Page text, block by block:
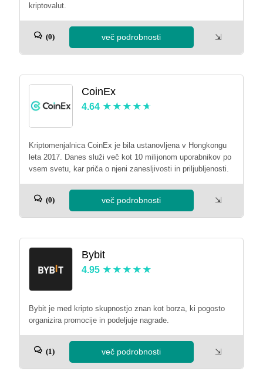
kriptovalut.
(0) več podrobnosti ⇲
CoinEx
4.64
Kriptomenjalnica CoinEx je bila ustanovljena v Hongkongu
leta 2017. Danes služi več kot 10 milijonom uporabnikov po
vsem svetu, kar priča o njeni zanesljivosti in priljubljenosti.
(0) več podrobnosti ⇲
Bybit
4.95
Bybit je med kripto skupnostjo znan kot borza, ki pogosto
organizira promocije in podeljuje nagrade.
(1) več podrobnosti ⇲